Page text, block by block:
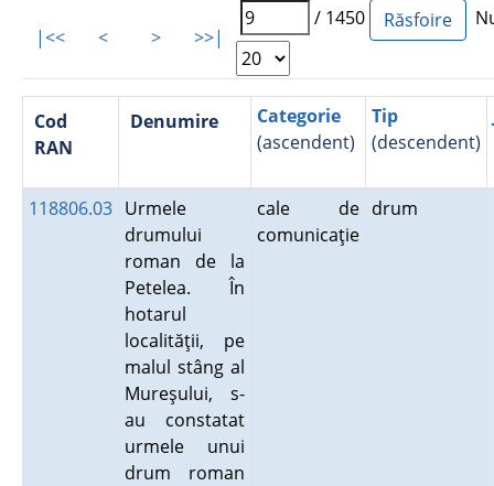
|<< < > >>|
/ 1450
Cod
RAN
Denumire
Categorie
(ascendent)
Tip
(descendent)
118806.03 Urmele
drumului
roman de la
Petelea. În
hotarul
localităţii, pe
malul stâng al
Mureşului, s-
au constatat
urmele unui
drum roman
cale de
comunicaţie
drum